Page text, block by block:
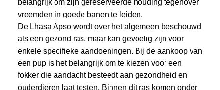
belangrijk om zijn gereserveerde houding tegenover
vreemden in goede banen te leiden.
De Lhasa Apso wordt over het algemeen beschouwd
als een gezond ras, maar kan gevoelig zijn voor
enkele specifieke aandoeningen. Bij de aankoop van
een pup is het belangrijk om te kiezen voor een
fokker die aandacht besteedt aan gezondheid en
ouderdieren laat testen. Binnen dit ras komen onder